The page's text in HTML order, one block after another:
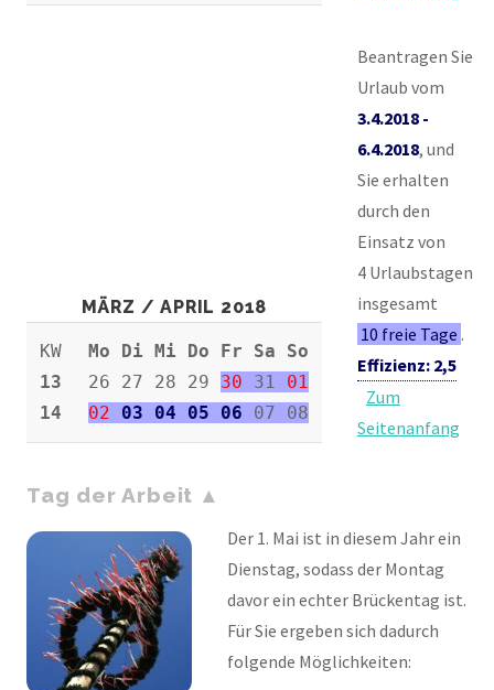
MÄRZ / APRIL 2018
KW
13
14
Mo Di Mi Do Fr Sa So
26 27 28 29 30 31 01
02
03 04 05 06 07 08
Beantragen Sie
Urlaub vom
3.4.2018 -
6.4.2018, und
Sie erhalten
durch den
Einsatz von
4 Urlaubstagen
insgesamt
10 freie Tage .
Effizienz: 2,5
Zum
Seitenanfang
Tag der Arbeit
Der 1. Mai ist in diesem Jahr ein
Dienstag, sodass der Montag
davor ein echter Brückentag ist.
Für Sie ergeben sich dadurch
folgende Möglichkeiten: